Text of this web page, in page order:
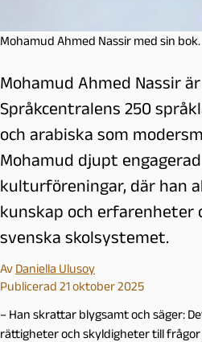
Mohamud Ahmed Nassir med sin bok.
Mohamud Ahmed Nassir
Språkcentralens 250
och arabiska som
Mohamud djupt
kulturföreningar, där han
kunskap och erfarenheter
svenska skolsystemet.
Av Daniella Ulusoy
Publicerad 21 oktober 2025
– Han skrattar blygsamt och säger:
rättigheter och skyldigheter till